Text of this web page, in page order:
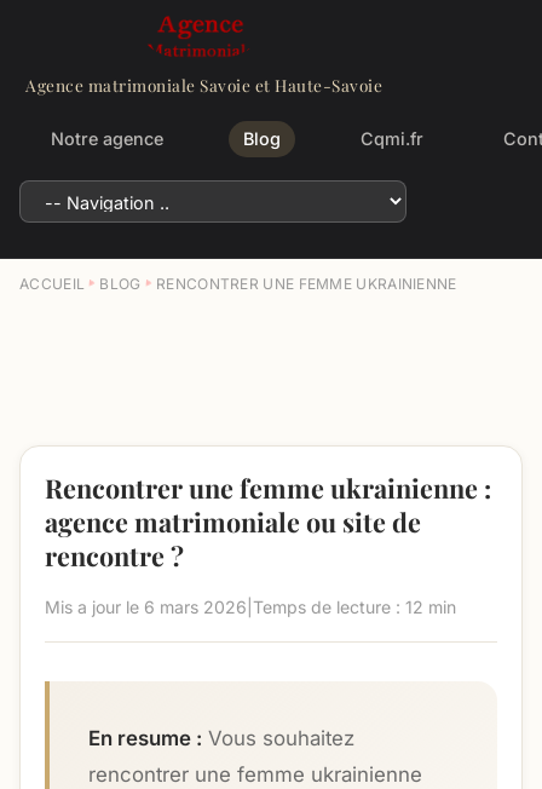
Agence matrimoniale Savoie et Haute-Savoie
Notre agence Blog Cqmi.fr
ACCUEIL BLOG RENCONTRER UNE FEMME UKRAINIENNE
Rencontrer une femme ukrainienne :
agence matrimoniale ou site de
rencontre ?
Mis a jour le 6 mars 2026 Temps de lecture : 12 min
En resume : Vous souhaitez
rencontrer une femme ukrainienne